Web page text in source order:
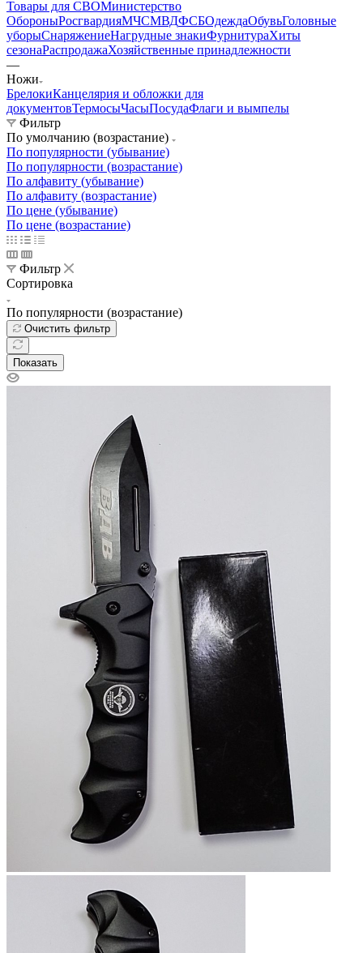
26
Главная
—
Каталог
—
Подарки
Товары для СВОМинистерство
ОбороныРосгвардияМЧСМВДФСБОдеждаОбувьГоловные
уборыСнаряжение
сезонаРаспродажаХозяйственные принадлежности
—
Ножи
БрелокиКанцелярия и обложки для
документовТермосыЧасыПосуда
Фильтр
По умолчанию (возрастание)
По популярности (убывание)
По популярности (возрастание)
По алфавиту (убывание)
По алфавиту (возрастание)
По цене (убывание)
По цене (возрастание)
Фильтр
Сортировка